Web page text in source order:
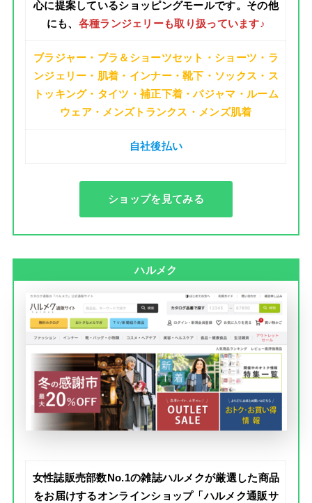
心に提案しているショッピングモールです。その他
にも、 各種ランジェリーも取り扱っています♪
ブラジャー・ブラ＆ショーツセット・ショーツ・ラ
ンジェリー・肌着・インナー・靴下・ソックス・ス
トッキング・タイツ・補正下着・パジャマ・ルーム
ウェア・メンズトランクス・メンズ肌着
自社後払い
ショップを見てみる
ハルメク
女性誌販売部数No.1の雑誌ハルメクが厳選した商品
をお届けするオンラインショップ「ハルメク通販サ